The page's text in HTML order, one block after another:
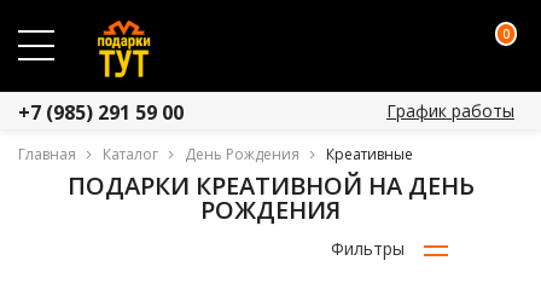
0
+7 (985) 291 59 00 График работы
Главная Каталог День Рождения Креативные
ПОДАРКИ КРЕАТИВНОЙ НА ДЕНЬ
РОЖДЕНИЯ
Фильтры